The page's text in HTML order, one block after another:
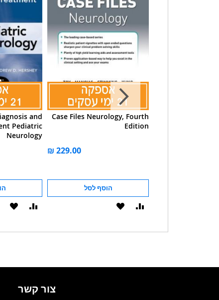
and
Pediatric
Neurology
הוסף
Case Files Neurology, Fourth
Edition
הוסף לסל
הוסף
צור קשר